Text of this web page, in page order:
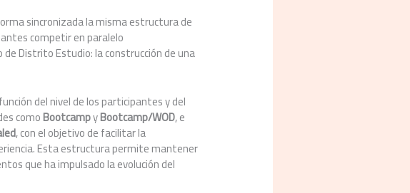
sincronizada la misma estructura de
competir en paralelo
Distrito Estudio: la construcción de una
del nivel de los participantes y del
comoBootcampyBootcamp/WOD, e
, con el objetivo de facilitar la
Esta estructura permite mantener
que ha impulsado la evolución del